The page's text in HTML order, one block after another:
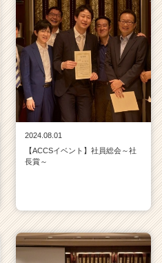
2024.08.01
【ACCSイベント】社員総会～社
長賞～